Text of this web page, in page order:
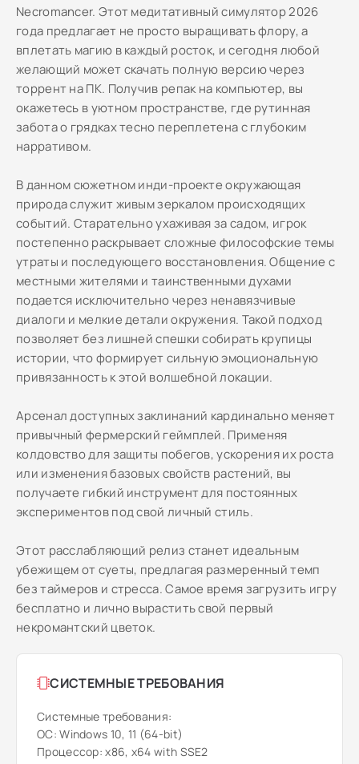
Necromancer. Этот медитативный симулятор 2026
года предлагает не просто выращивать флору, а
вплетать магию в каждый росток, и сегодня любой
желающий может скачать полную версию через
торрент на ПК. Получив репак на компьютер, вы
окажетесь в уютном пространстве, где рутинная
забота о грядках тесно переплетена с глубоким
нарративом.
В данном сюжетном инди-проекте окружающая
природа служит живым зеркалом происходящих
событий. Старательно ухаживая за садом, игрок
постепенно раскрывает сложные философские темы
утраты и последующего восстановления. Общение с
местными жителями и таинственными духами
подается исключительно через ненавязчивые
диалоги и мелкие детали окружения. Такой подход
позволяет без лишней спешки собирать крупицы
истории, что формирует сильную эмоциональную
привязанность к этой волшебной локации.
Арсенал доступных заклинаний кардинально меняет
привычный фермерский геймплей. Применяя
колдовство для защиты побегов, ускорения их роста
или изменения базовых свойств растений, вы
получаете гибкий инструмент для постоянных
экспериментов под свой личный стиль.
Этот расслабляющий релиз станет идеальным
убежищем от суеты, предлагая размеренный темп
без таймеров и стресса. Самое время загрузить игру
бесплатно и лично вырастить свой первый
некромантский цветок.
СИСТЕМНЫЕ ТРЕБОВАНИЯ
Системные требования:
ОС: Windows 10, 11 (64-bit)
Процессор: x86, x64 with SSE2